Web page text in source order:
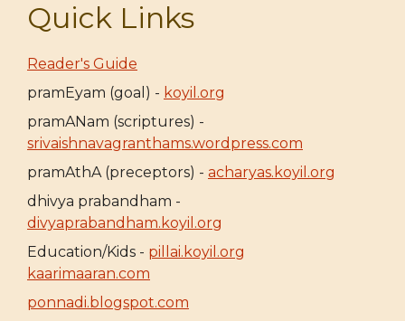
Quick Links
Reader's Guide
pramEyam (goal) - koyil.org
pramANam (scriptures) -
srivaishnavagranthams.wordpress.com
pramAthA (preceptors) - acharyas.koyil.org
dhivya prabandham -
divyaprabandham.koyil.org
Education/Kids - pillai.koyil.org
kaarimaaran.com
ponnadi.blogspot.com